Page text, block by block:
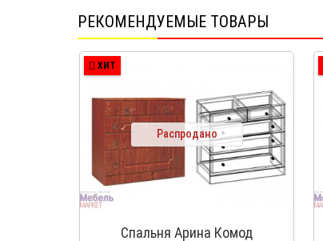
РЕКОМЕНДУЕМЫЕ ТОВАРЫ
ХИТ
Распродано
Спальня Арина Комод